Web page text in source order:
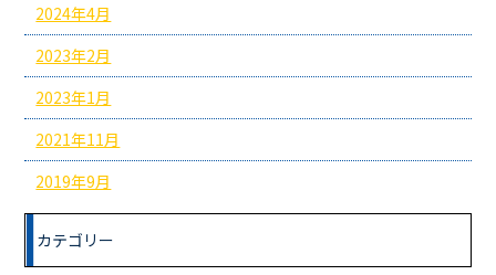
2024年4月
2023年2月
2023年1月
2021年11月
2019年9月
カテゴリー